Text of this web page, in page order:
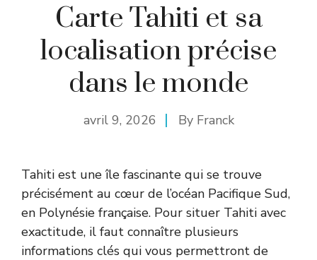
Carte Tahiti et sa
localisation précise
dans le monde
avril 9, 2026 By Franck
Tahiti est une île fascinante qui se trouve
précisément au cœur de l’océan Pacifique Sud,
en Polynésie française. Pour situer Tahiti avec
exactitude, il faut connaître plusieurs
informations clés qui vous permettront de